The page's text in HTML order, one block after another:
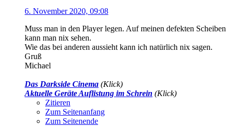
6. November 2020, 09:08
Muss man in den Player legen. Auf meinen defekten Scheiben
kann man nix sehen.
Wie das bei anderen aussieht kann ich natürlich nix sagen.
Gruß
Michael
Das Darkside Cinema (Klick)
Aktuelle Geräte Auflistung im Schrein (Klick)
Zitieren
Zum Seitenanfang
Zum Seitenende